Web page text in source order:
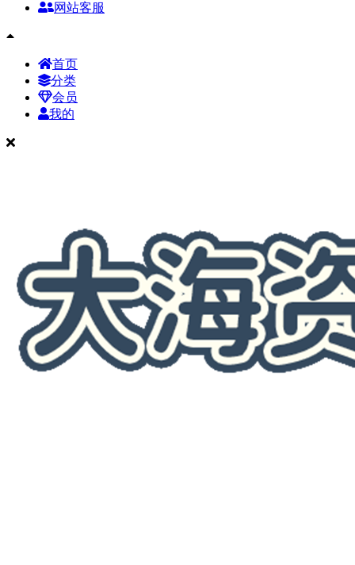
网站客服
首页
分类
会员
我的